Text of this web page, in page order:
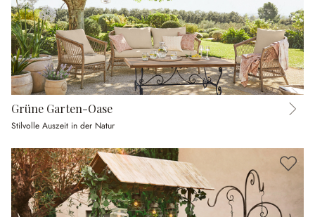
Grüne Garten-Oase
Stilvolle Auszeit in der Natur